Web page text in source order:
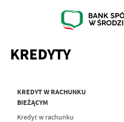
KREDYTY
KREDYT W RACHUNKU
BIEŻĄCYM
Kredyt w rachunku